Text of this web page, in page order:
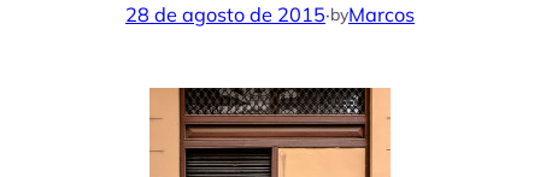
28 de agosto de 2015·byMarcos